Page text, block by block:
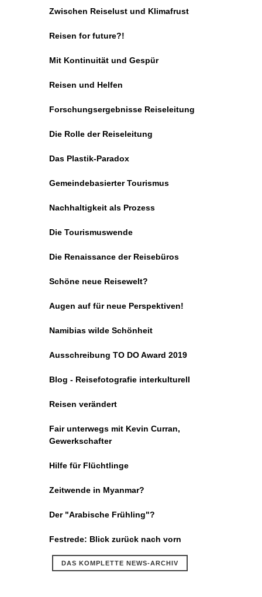
Zwischen Reiselust und Klimafrust
Reisen for future?!
Mit Kontinuität und Gespür
Reisen und Helfen
Forschungsergebnisse Reiseleitung
Die Rolle der Reiseleitung
Das Plastik-Paradox
Gemeindebasierter Tourismus
Nachhaltigkeit als Prozess
Die Tourismuswende
Die Renaissance der Reisebüros
Schöne neue Reisewelt?
Augen auf für neue Perspektiven!
Namibias wilde Schönheit
Ausschreibung TO DO Award 2019
Blog - Reisefotografie interkulturell
Reisen verändert
Fair unterwegs mit Kevin Curran,
Gewerkschafter
Hilfe für Flüchtlinge
Zeitwende in Myanmar?
Der "Arabische Frühling"?
Festrede: Blick zurück nach vorn
DAS KOMPLETTE NEWS-ARCHIV